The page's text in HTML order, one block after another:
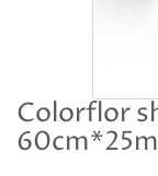
Colorflor
60cm*25m